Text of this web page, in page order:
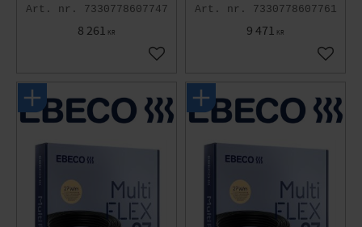
7330778607747
8 261 KR
Add to favorites
7330778607761
9 471 KR
Add